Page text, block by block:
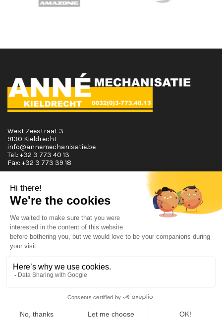
Horaires d'ouvertures
Lundi T.E.M. Vendredi :
De 08:00 à 12:00 et de 13:00 à 17:30
De 08:00 à 12:00
West Zeestraat 3
9130 Kieldrecht
info@annemechanisatie.be
Tel.: +32 3 773 40 13
Fax: +32 3 773 39 18